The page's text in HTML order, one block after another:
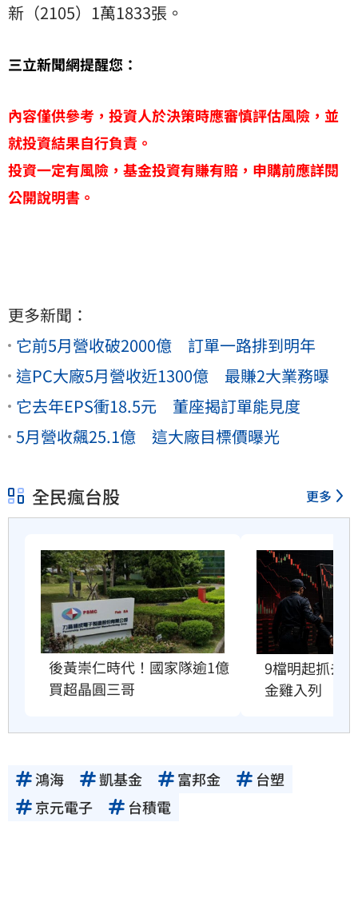
新（2105）1萬1833張。
三立新聞網提醒您：
內容僅供參考，投資人於決策時應審慎評估風險，並
就投資結果自行負責。
投資一定有風險，基金投資有賺有賠，申購前應詳閱
公開說明書。
更多新聞：
它前5月營收破2000億 訂單一路排到明年
這PC大廠5月營收近1300億 最賺2大業務曝
它去年EPS衝18.5元 董座揭訂單能見度
5月營收飆25.1億 這大廠目標價曝光
全民瘋台股 更多
後黃崇仁時代！國家隊逾1億
買超晶圓三哥
9檔明起抓去
金雞入列
鴻海 凱基金 富邦金
台塑
京元電子
台積電